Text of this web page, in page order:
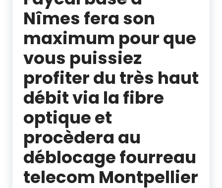
Nîmes fera son
maximum pour que
vous puissiez
profiter du très haut
débit via la fibre
optique et
procèdera au
déblocage fourreau
telecom Montpellier